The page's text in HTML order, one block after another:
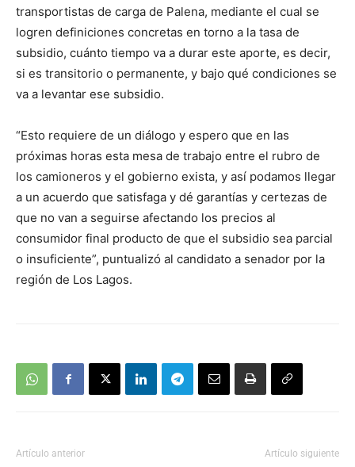
transportistas de carga de Palena, mediante el cual se
logren definiciones concretas en torno a la tasa de
subsidio, cuánto tiempo va a durar este aporte, es decir,
si es transitorio o permanente, y bajo qué condiciones se
va a levantar ese subsidio.
“Esto requiere de un diálogo y espero que en las
próximas horas esta mesa de trabajo entre el rubro de
los camioneros y el gobierno exista, y así podamos llegar
a un acuerdo que satisfaga y dé garantías y certezas de
que no van a seguirse afectando los precios al
consumidor final producto de que el subsidio sea parcial
o insuficiente”, puntualizó al candidato a senador por la
región de Los Lagos.
Artículo anterior Artículo siguiente